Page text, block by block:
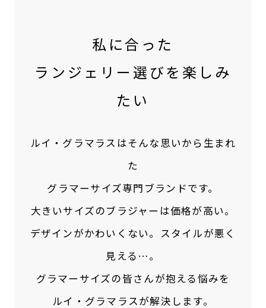
私に合った
ランジェリー選びを楽しみ
たい
ルイ・グラマラスはそんな思いから生まれ
た
グラマーサイズ専門ブランドです。
大きいサイズのブラジャーは価格が高い。
デザインがかわいくない。スタイルが悪く
見える…。
グラマーサイズの皆さんが抱える悩みを
ルイ・グラマラスが解決します。